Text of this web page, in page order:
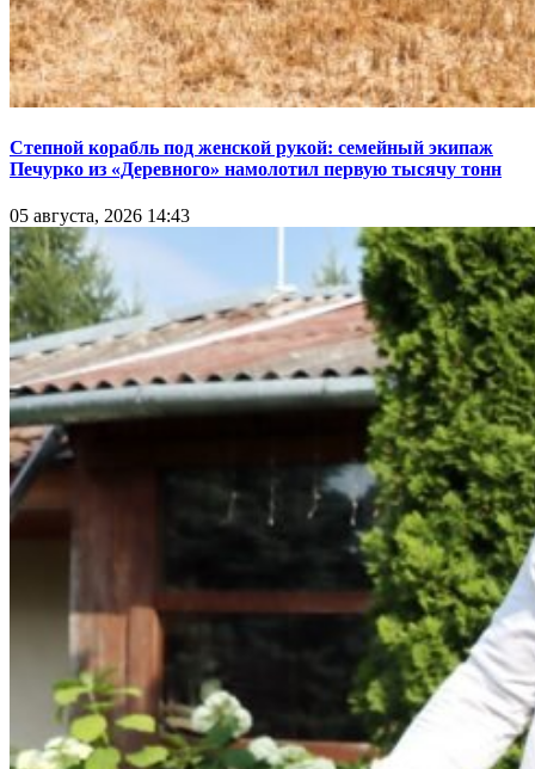
Степной корабль под женской рукой: семейный экипаж
Печурко из «Деревного» намолотил первую тысячу тонн
05 августа, 2026 14:43